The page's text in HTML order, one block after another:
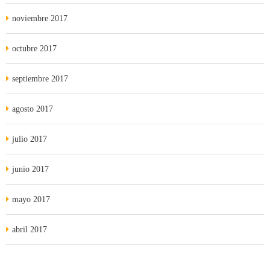
noviembre 2017
octubre 2017
septiembre 2017
agosto 2017
julio 2017
junio 2017
mayo 2017
abril 2017